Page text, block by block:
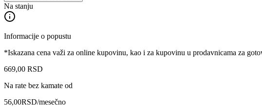
Na stanju
Informacije o popustu
*Iskazana cena važi za online kupovinu, kao i za kupovinu u prodavnicama za
669,00 RSD
Na rate bez kamate od
56,00RSD/mesečno